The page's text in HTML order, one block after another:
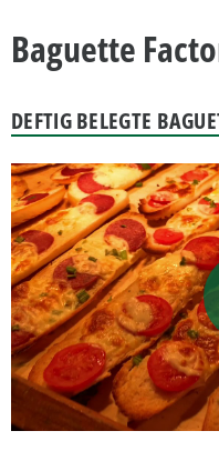
Baguette
DEFTIG BELEGTE